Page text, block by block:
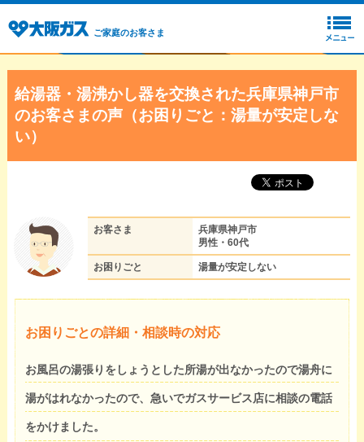
ご家庭のお客さま
給湯器・湯沸かし器を交換された兵庫県神戸市
のお客さまの声（お困りごと：湯量が安定しな
い）
お客さま
兵庫県神戸市
男性・60代
お困りごと 湯量が安定しない
お困りごとの詳細・相談時の対応
お風呂の湯張りをしょうとした所湯が出なかったので湯舟に
湯がはれなかったので、急いでガスサービス店に相談の電話
をかけました。